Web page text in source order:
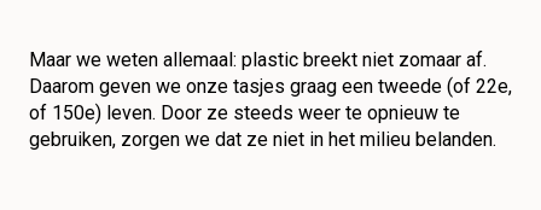
Maar we weten allemaal: plastic breekt niet zomaar af.
Daarom geven we onze tasjes graag een tweede (of 22e,
of 150e) leven. Door ze steeds weer te opnieuw te
gebruiken, zorgen we dat ze niet in het milieu belanden.